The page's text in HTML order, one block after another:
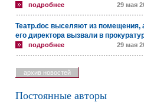
подробнее 29 мая
Театр.doc выселяют из помещения,
его директора вызвали в
подробнее 29 мая
архив новостей
Постоянные авторы